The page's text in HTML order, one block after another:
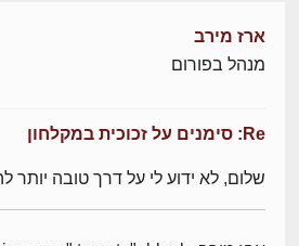
ארז מירב
מנהל בפורום
Re: סימנים על זכוכית במקלחון
שלום, לא ידוע לי על דרך טובה יותר